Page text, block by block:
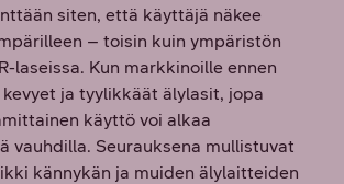
siten, että käyttäjä näkee
– toisin kuin ympäristön
laseissa. Kun markkinoille ennen
ja tyylikkäät älylasit, jopa
käyttö voi alkaa
vauhdilla. Seurauksena mullistuvat
kännykän ja muiden älylaitteiden